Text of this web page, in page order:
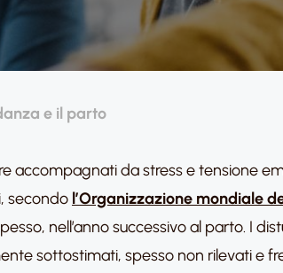
e il parto
accompagnati da stress e tensione
secondo l’Organizzazione mondiale
nell’anno successivo al parto. I
sottostimati, spesso non rilevati e